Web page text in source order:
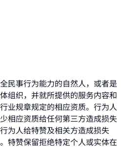
民事行为能力的自然人，或者是
组织，并就所提供的服务内容和
业规章规定的相应资质。行为人
相应资质给任何第三方造成损失
为人给特赞及相关方造成损失
特赞保留拒绝特定个人或实体在